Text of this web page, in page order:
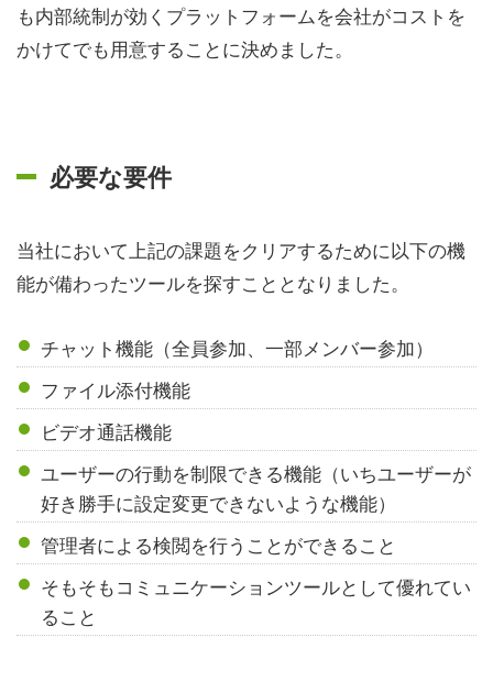
も内部統制が効くプラットフォームを会社がコストを
かけてでも用意することに決めました。
必要な要件
当社において上記の課題をクリアするために以下の機
能が備わったツールを探すこととなりました。
チャット機能（全員参加、一部メンバー参加）
ファイル添付機能
ビデオ通話機能
ユーザーの行動を制限できる機能（いちユーザーが
好き勝手に設定変更できないような機能）
管理者による検閲を行うことができること
そもそもコミュニケーションツールとして優れてい
ること